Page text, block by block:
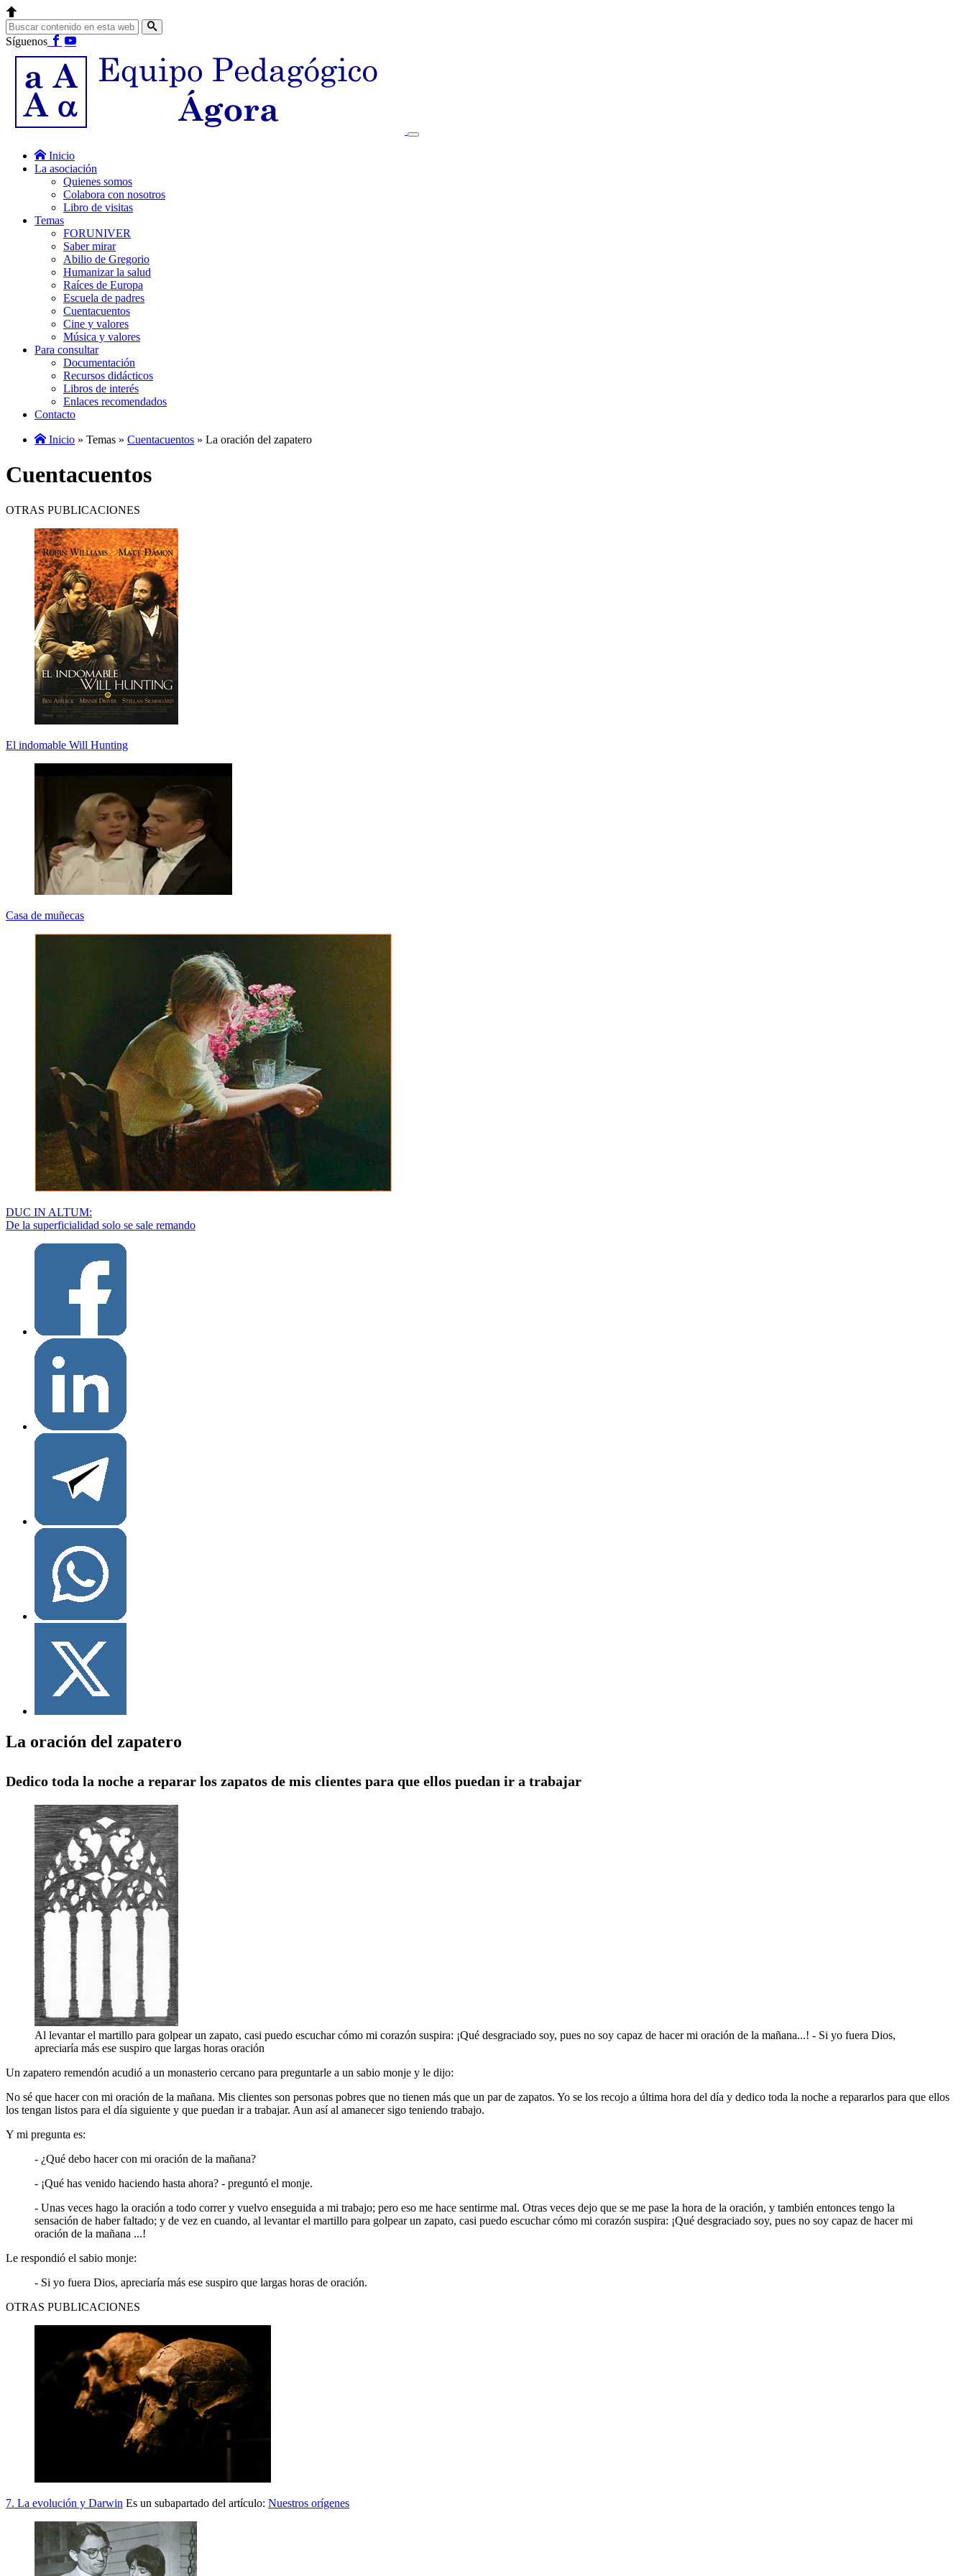
Síguenos
Inicio
La asociación
Quienes somos
Colabora con nosotros
Libro de visitas
Temas
FORUNIVER
Saber mirar
Abilio de Gregorio
Humanizar la salud
Raíces de Europa
Escuela de padres
Cuentacuentos
Cine y valores
Música y valores
Para consultar
Documentación
Recursos didácticos
Libros de interés
Enlaces recomendados
Contacto
Inicio » Temas » Cuentacuentos » La oración del zapatero
Cuentacuentos
OTRAS PUBLICACIONES
El indomable Will Hunting
Casa de muñecas
DUC IN ALTUM:
De la superficialidad solo se sale remando
La oración del zapatero
Dedico toda la noche a reparar los zapatos de mis clientes para que ellos puedan ir a trabajar
Al levantar el martillo para golpear un zapato, casi puedo escuchar cómo mi corazón suspira: ¡Qué desgraciado soy, pues no soy capaz de hacer mi oración de la mañana...! - Si yo fuera Dios,
apreciaría más ese suspiro que largas horas oración
Un zapatero remendón acudió a un monasterio cercano para preguntarle a un sabio monje y le dijo:
No sé que hacer con mi oración de la mañana. Mis clientes son personas pobres que no tienen más que un par de zapatos. Yo se los recojo a última hora del día y dedico toda la noche a repararlos para que ellos
los tengan listos para el día siguiente y que puedan ir a trabajar. Aun así al amanecer sigo teniendo trabajo.
Y mi pregunta es:
- ¿Qué debo hacer con mi oración de la mañana?
- ¡Qué has venido haciendo hasta ahora? - preguntó el monje.
- Unas veces hago la oración a todo correr y vuelvo enseguida a mi trabajo; pero eso me hace sentirme mal. Otras veces dejo que se me pase la hora de la oración, y también entonces tengo la
sensación de haber faltado; y de vez en cuando, al levantar el martillo para golpear un zapato, casi puedo escuchar cómo mi corazón suspira: ¡Qué desgraciado soy, pues no soy capaz de hacer mi
oración de la mañana ...!
Le respondió el sabio monje:
- Si yo fuera Dios, apreciaría más ese suspiro que largas horas de oración.
OTRAS PUBLICACIONES
7. La evolución y Darwin Es un subapartado del artículo: Nuestros orígenes